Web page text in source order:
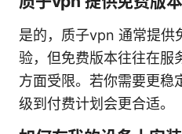
是的，质子vpn 通常提供
验，但免费版本往往在服
方面受限。若你需要更稳
级到付费计划会更合适。